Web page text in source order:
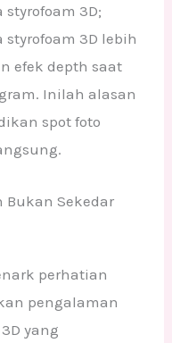
3D;
styrofoam 3D lebih
efek depth saat
Inilah alasan
spot foto
Sekedar
perhatian
pengalaman
yang